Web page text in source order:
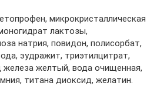
микрокристаллическая
лактозы,
натрия, повидон, полисорбат,
эудражит, триэтилцитрат,
железа желтый, вода очищенная,
титана диоксид, желатин.